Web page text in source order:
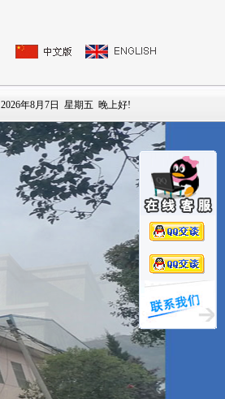
2026年8月7日 星期五 晚上好!